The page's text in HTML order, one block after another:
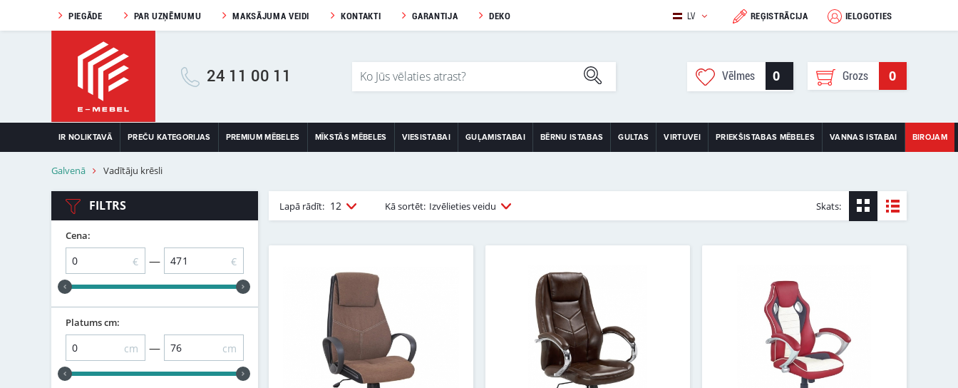
PIEGĀDE PAR UZŅĒMUMU MAKSĀJUMA VEIDI KONTAKTI GARANTIJA DEKO LV REĢISTRĀCIJA IELOGOTIES
24 11 00 11 Vēlmes 0 Grozs 0
IR NOLIKTAVĀ PREČU KATEGORIJAS PREMIUM MĒBELES MĪKSTĀS MĒBELES VIESISTABAI GUĻAMISTABAI BĒRNU ISTABAS GULTAS VIRTUVEI PRIEKŠISTABAS MĒBELES VANNAS ISTABAI BIROJAM
Galvenā Vadītāju krēsli
FILTRS
Cena:
€ — €
Platums cm:
cm — cm
Lapā rādīt: 12 Kā sortēt: Izvēlieties veidu Skats: